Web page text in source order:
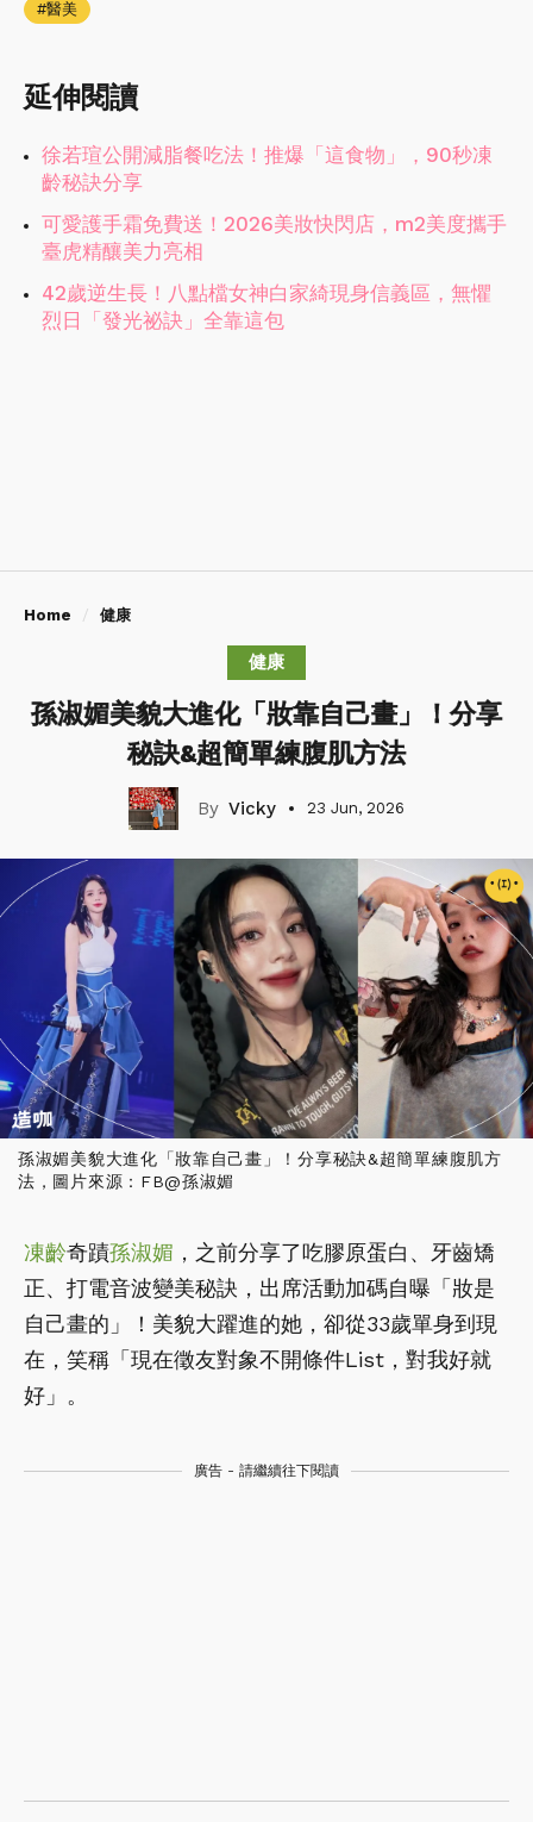
醫美
延伸閱讀
徐若瑄公開減脂餐吃法！推爆「這食物」，90秒凍
齡秘訣分享
可愛護手霜免費送！2026美妝快閃店，m2美度攜手
臺虎精釀美力亮相
42歲逆生長！八點檔女神白家綺現身信義區，無懼
烈日「發光祕訣」全靠這包
Home 健康
健康
孫淑媚美貌大進化「妝靠自己畫」！分享
秘訣&超簡單練腹肌方法
Vicky 23 Jun, 2026
孫淑媚美貌大進化「妝靠自己畫」！分享秘訣&超簡單練腹肌方
法，圖片來源：FB@孫淑媚
凍齡奇蹟孫淑媚 ，之前分享了吃膠原蛋白、牙齒矯
正、打電音波變美秘訣，出席活動加碼自曝「妝是
自己畫的」！美貌大躍進的她，卻從33歲單身到現
在，笑稱「現在徵友對象不開條件List，對我好就
好」。
廣告 - 請繼續往下閱讀